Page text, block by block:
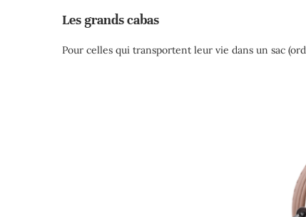
Les grands cabas
Pour celles qui transportent leur vie dans un sac